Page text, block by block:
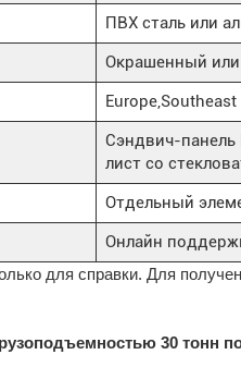
ПВХ сталь или
Окрашенный
Сэндвич-
лист со
Отдельный
Онлайн
для справки. Для
30 тонн